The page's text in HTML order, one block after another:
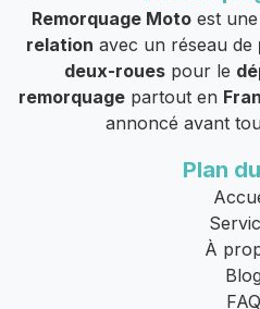
Remorquage Motoest une
relation avec un réseau de
deux-roues pour le
remorquagepartout en
annoncé avant
Plan
À
Blog
FAQ